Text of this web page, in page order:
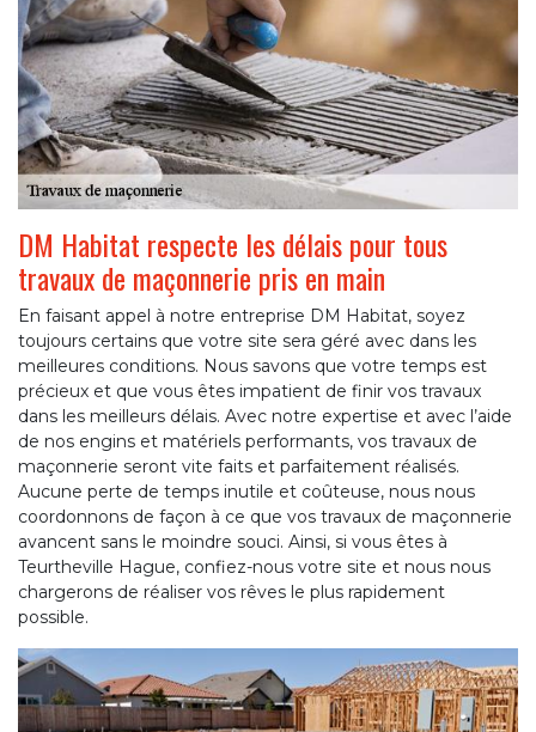
DM Habitat respecte les délais pour tous
travaux de maçonnerie pris en main
En faisant appel à notre entreprise DM Habitat, soyez
toujours certains que votre site sera géré avec dans les
meilleures conditions. Nous savons que votre temps est
précieux et que vous êtes impatient de finir vos travaux
dans les meilleurs délais. Avec notre expertise et avec l’aide
de nos engins et matériels performants, vos travaux de
maçonnerie seront vite faits et parfaitement réalisés.
Aucune perte de temps inutile et coûteuse, nous nous
coordonnons de façon à ce que vos travaux de maçonnerie
avancent sans le moindre souci. Ainsi, si vous êtes à
Teurtheville Hague, confiez-nous votre site et nous nous
chargerons de réaliser vos rêves le plus rapidement
possible.